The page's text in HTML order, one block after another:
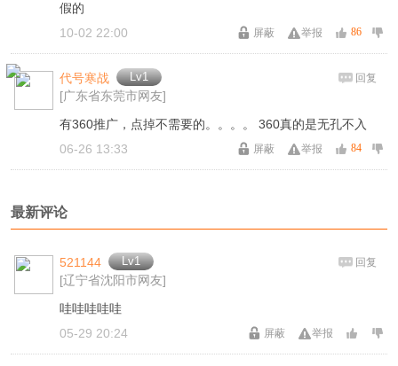
假的
86
举报
屏蔽
10-02 22:00
代号寒战 Lv1
[广东省东莞市网友]
回复
有360推广，点掉不需要的。。。。 360真的是无孔不入
84
举报
屏蔽
06-26 13:33
最新评论
521144 Lv1
[辽宁省沈阳市网友]
回复
哇哇哇哇哇
举报
屏蔽
05-29 20:24